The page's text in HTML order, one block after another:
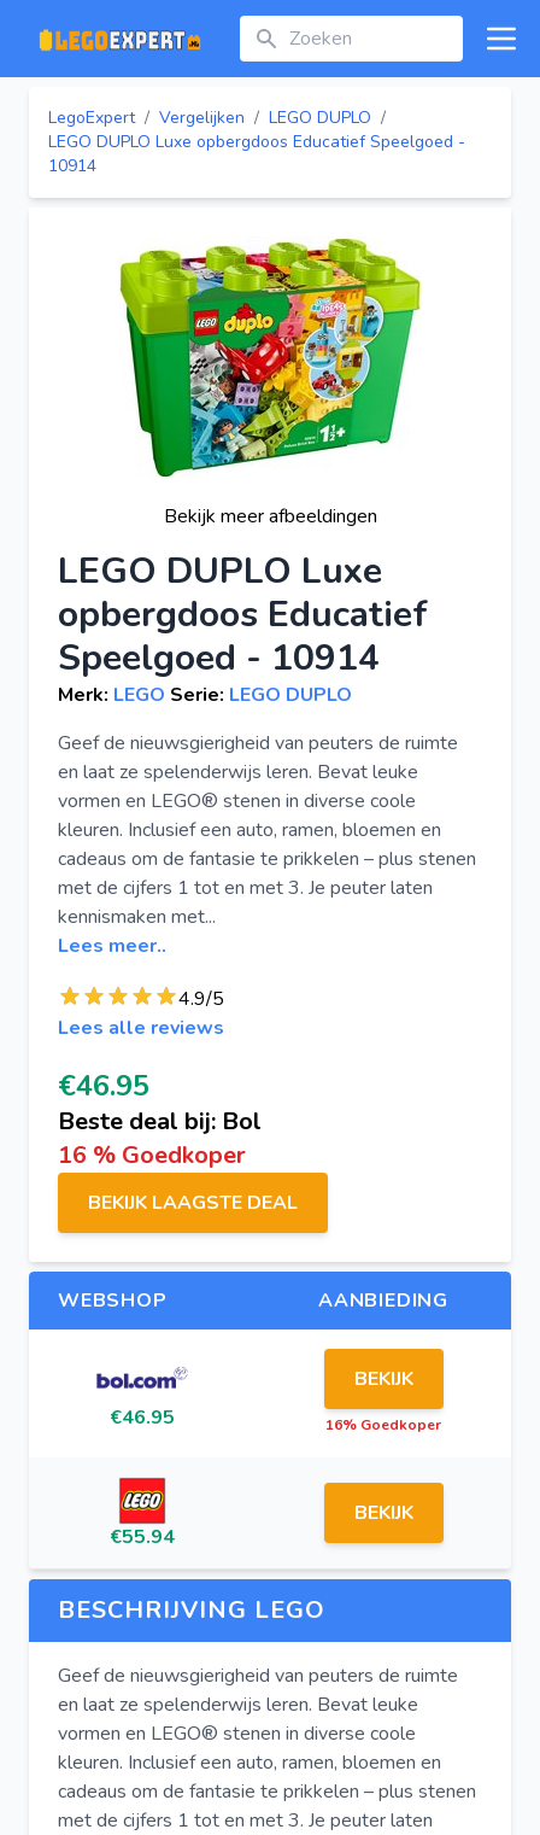
Zoeken
LegoExpert / Vergelijken / LEGO DUPLO /
LEGO DUPLO Luxe opbergdoos Educatief Speelgoed -
10914
Bekijk meer afbeeldingen
LEGO DUPLO Luxe
opbergdoos Educatief
Speelgoed - 10914
Merk: LEGO Serie: LEGO DUPLO
Geef de nieuwsgierigheid van peuters de ruimte
en laat ze spelenderwijs leren. Bevat leuke
vormen en LEGO® stenen in diverse coole
kleuren. Inclusief een auto, ramen, bloemen en
cadeaus om de fantasie te prikkelen – plus stenen
met de cijfers 1 tot en met 3. Je peuter laten
kennismaken met...
Lees meer..
4.9/5
Lees alle reviews
€46.95
Beste deal bij: Bol
16 % Goedkoper
BEKIJK LAAGSTE DEAL
WEBSHOP AANBIEDING
€46.95
BEKIJK
16% Goedkoper
€55.94
BEKIJK
BESCHRIJVING LEGO
Geef de nieuwsgierigheid van peuters de ruimte
en laat ze spelenderwijs leren. Bevat leuke
vormen en LEGO® stenen in diverse coole
kleuren. Inclusief een auto, ramen, bloemen en
cadeaus om de fantasie te prikkelen – plus stenen
met de cijfers 1 tot en met 3. Je peuter laten